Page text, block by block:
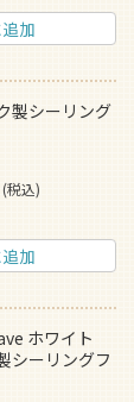
加
製シーリング
税込
加
ホワイト
シーリングフ